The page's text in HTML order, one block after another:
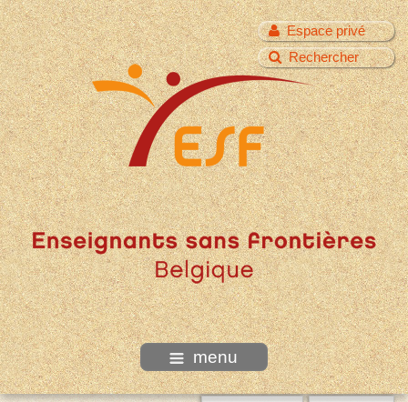
Espace privé
Rechercher
menu